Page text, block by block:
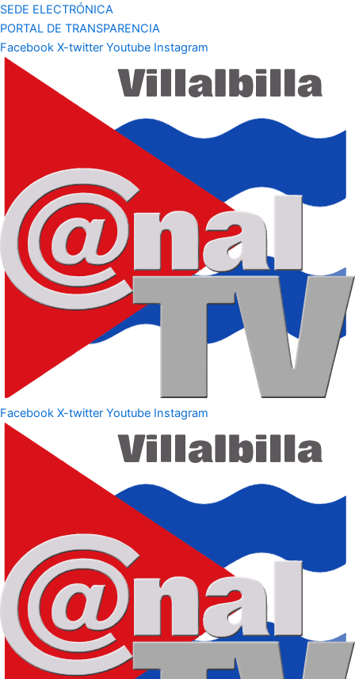
SEDE ELECTRÓNICA
PORTAL DE TRANSPARENCIA
Facebook X-twitter Youtube Instagram
Facebook X-twitter Youtube Instagram